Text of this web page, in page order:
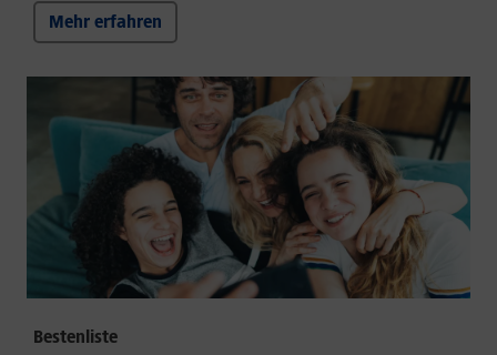
Mehr erfahren
Bestenliste